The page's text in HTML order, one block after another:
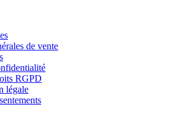
de vente
RGPD
légale